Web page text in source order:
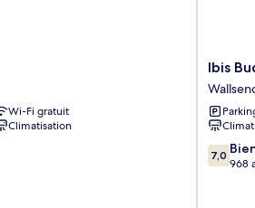
Wi-Fi gratuit
Climatisation
Ibis
Budget
Ibis
7.0
sur
7,0
968